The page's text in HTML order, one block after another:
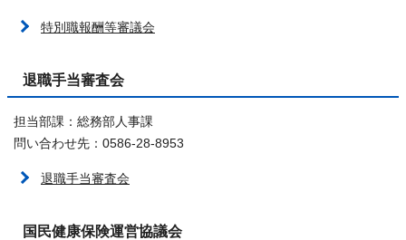
特別職報酬等審議会
退職手当審査会
担当部課：総務部人事課
問い合わせ先：0586-28-8953
退職手当審査会
国民健康保険運営協議会